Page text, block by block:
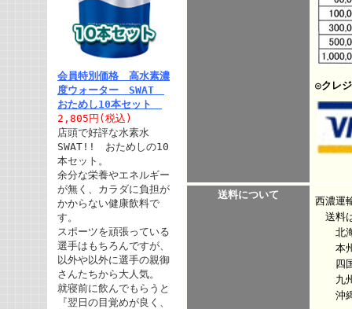
会員特別価格 高水素濃
度ウォーター SWAT
おためし10本セット
2,805円(税込)
店頭で好評な水素水
SWAT!! おためしの10
本セット。
余分な栄養やエネルギー
が無く、カラダに負担が
かからない健康飲料で
す。
スポーツを頑張っている
選手はもちろんですが、
以外や以外に選手の親御
さんたちから大人気。
就寝前に飲んでもらうと
『翌日の目覚めが良く、
◎クレ
送料について
西濃運
送料
北海
本
四
九
沖縄